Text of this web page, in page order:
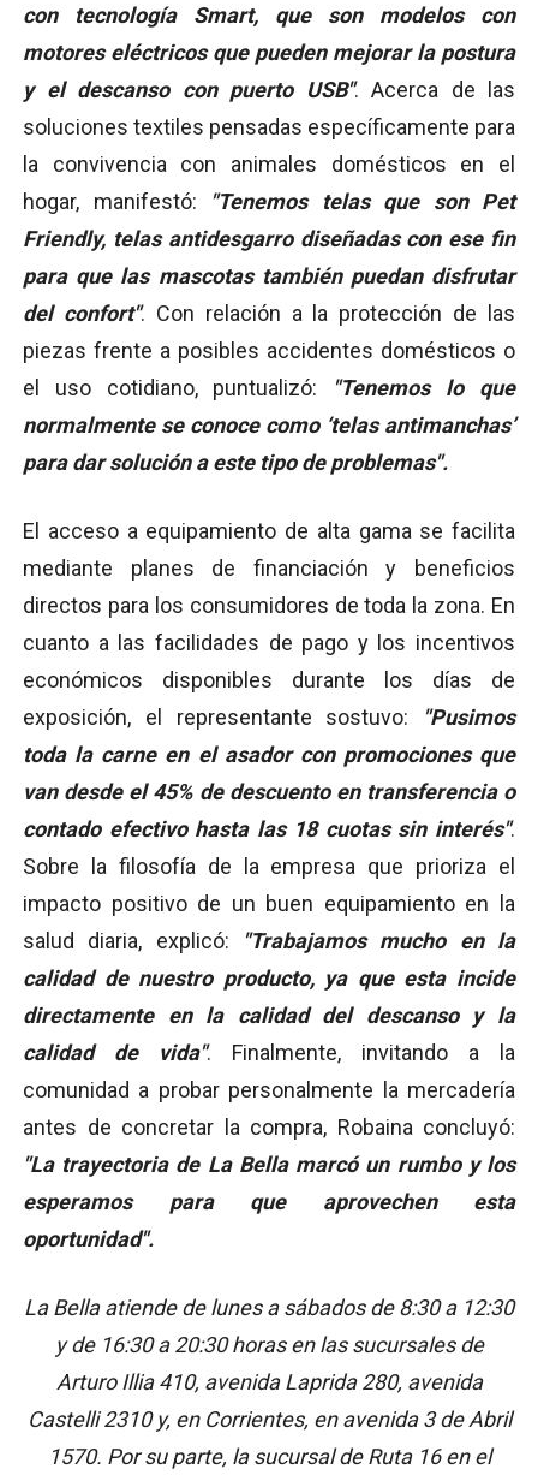
con tecnología Smart, que son modelos con
motores eléctricos que pueden mejorar la postura
y el descanso con puerto USB". Acerca de las
soluciones textiles pensadas específicamente para
la convivencia con animales domésticos en el
hogar, manifestó:
"Tenemos telas que son Pet
Friendly, telas antidesgarro diseñadas con ese fin
para que las mascotas también puedan disfrutar
del confort". Con relación a la protección de las
piezas frente a posibles accidentes domésticos o
el uso cotidiano, puntualizó:
"Tenemos lo que
normalmente se conoce como ‘telas antimanchas’
para dar solución a este tipo de problemas".
El acceso a equipamiento de alta gama se facilita
mediante planes de financiación y beneficios
directos para los consumidores de toda la zona. En
cuanto a las facilidades de pago y los incentivos
económicos disponibles durante los días de
exposición, el representante sostuvo:
"Pusimos
toda la carne en el asador con promociones que
van desde el 45% de descuento en transferencia o
contado efectivo hasta las 18 cuotas sin interés".
Sobre la filosofía de la empresa que prioriza el
impacto positivo de un buen equipamiento en la
salud diaria, explicó:
"Trabajamos mucho en la
calidad de nuestro producto, ya que esta incide
directamente en la calidad del descanso y la
calidad de vida". Finalmente, invitando a la
comunidad a probar personalmente la mercadería
antes de concretar la compra, Robaina concluyó:
"La trayectoria de La Bella marcó un rumbo y los
esperamos para que aprovechen esta
oportunidad".
La Bella atiende de lunes a sábados de 8:30 a 12:30
y de 16:30 a 20:30 horas en las sucursales de
Arturo Illia 410, avenida Laprida 280, avenida
Castelli 2310 y, en Corrientes, en avenida 3 de Abril
1570. Por su parte, la sucursal de Ruta 16 en el